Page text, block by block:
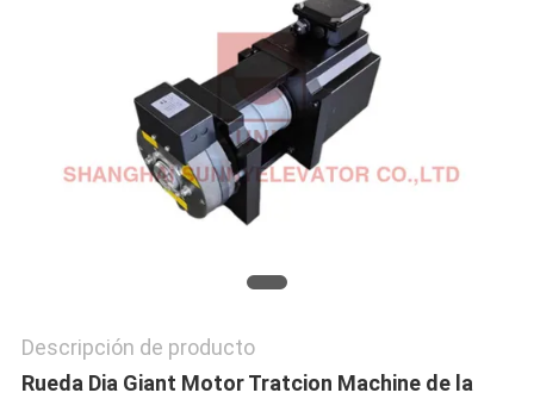
PRIVACY
Descripción de producto
Rueda Dia Giant Motor Tratcion Machine de la